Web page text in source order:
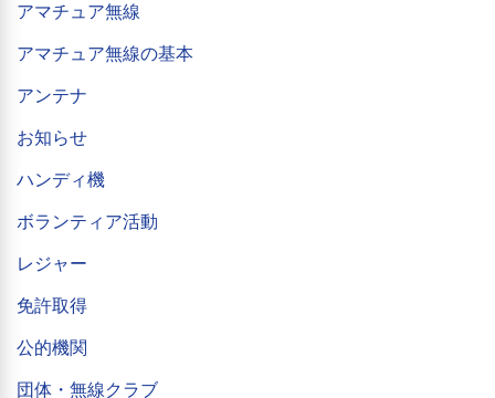
アマチュア無線
アマチュア無線の基本
アンテナ
お知らせ
ハンディ機
ボランティア活動
レジャー
免許取得
公的機関
団体・無線クラブ